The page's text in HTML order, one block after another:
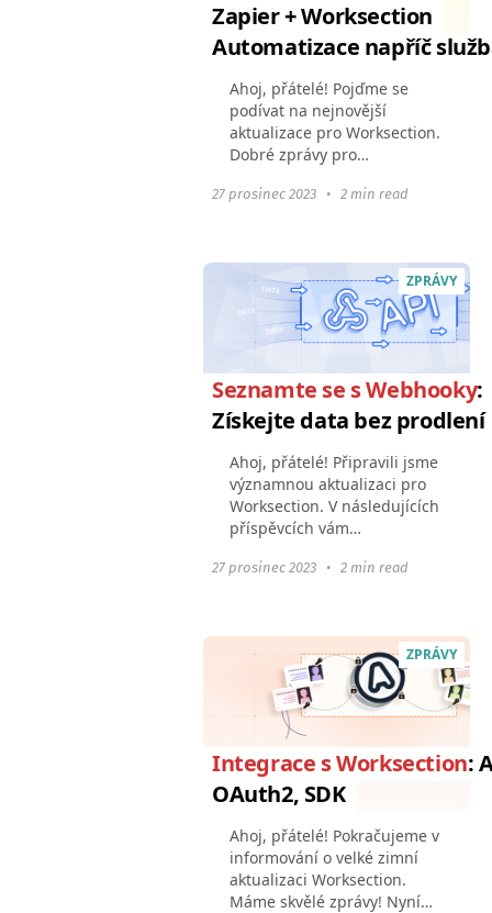
Zapier + Worksection
Automatizace napříč
Ahoj, přátelé! Pojďme se
podívat na nejnovější
aktualizace pro Worksection.
Dobré zprávy pro
propojit své nástroje nebo
integraci...
27 prosinec 2023 • 2 min read
ZPRÁVY
Seznamte se s Webhooky:
Získejte data bez prodlení
Ahoj, přátelé! Připravili jsme
významnou aktualizaci pro
Worksection. V následujících
příspěvcích vám
funkce. Zůstaňte naladěni;
27 prosinec 2023 • 2 min read
ZPRÁVY
Integrace s Worksection:
OAuth2, SDK
Ahoj, přátelé! Pokračujeme v
informování o velké zimní
aktualizaci Worksection.
Máme skvělé zprávy! Nyní